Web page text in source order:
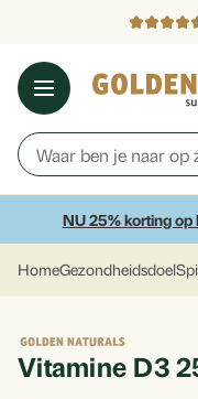
NU 25% korting op
HomeGezondheidsdoel
Vitamine D3